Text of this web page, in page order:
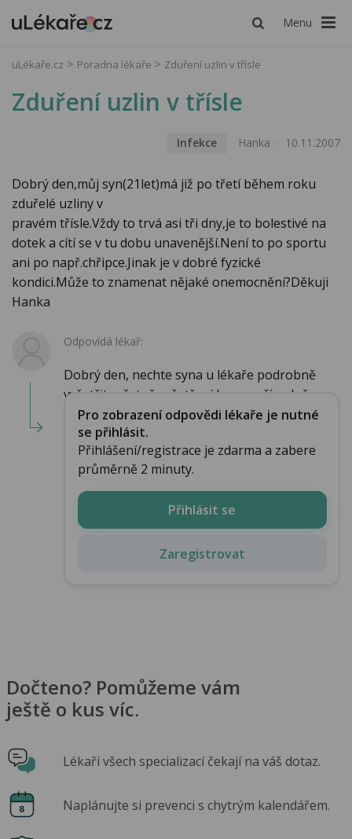
Menu
uLékaře.cz Poradna lékaře Zduření uzlin v třísle
Zduření uzlin v třísle
Infekce Hanka 10.11.2007
Dobrý den,můj syn(21let)má již po třetí během roku
zduřelé uzliny v
pravém třísle.Vždy to trvá asi tři dny,je to bolestivé na
dotek a cítí se v tu dobu unavenější.Není to po sportu
ani po např.chřipce.Jinak je v dobré fyzické
kondici.Může to znamenat nějaké onemocnění?Děkuji
Hanka
Odpovídá lékař:
Dobrý den, nechte syna u lékaře podrobně
vyšetřit., včetně vyšetření krve a případně u...
Pro zobrazení odpovědi lékaře je nutné
se přihlásit.
Přihlášení/registrace je zdarma a zabere
průměrně 2 minuty.
Přihlásit se
Zaregistrovat
Dočteno? Pomůžeme vám
ještě o kus víc.
Lékaři všech specializací čekají na váš dotaz.
Naplánujte si prevenci s chytrým kalendářem.